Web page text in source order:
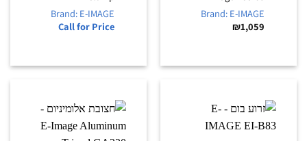
Brand: E-IMAGE
₪1,059
Brand: E-IMAGE
Call for Price